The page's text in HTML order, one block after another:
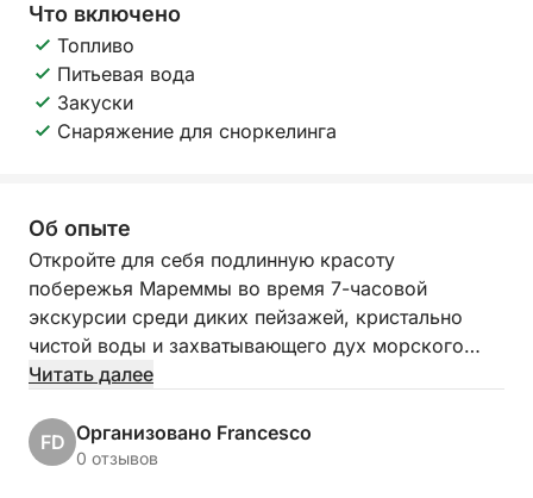
Что включено
Топливо
Питьевая вода
Закуски
Снаряжение для сноркелинга
Об опыте
Откройте для себя подлинную красоту
побережья Мареммы во время 7-часовой
экскурсии среди диких пейзажей, кристально
чистой воды и захватывающего дух морского
дна. Отправляясь из Марина-ди-Гроссето, мы
Арджентарио, мимо высеченных ветром скал и
бухт, доступных только по морю.
Читать далее
FD Организовано Francesco
0 отзывов